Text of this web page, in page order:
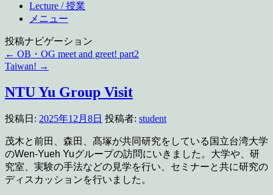
Lecture / 授業
メニュー
投稿ナビゲーション
← OB・OG meet and greet! part2
Taiwan! →
NTU Yu Group Visit
投稿日: 2025年12月8日 投稿者: student
茂木と前田、森田、髙塚が共同研究をしている国立台湾大学
のWen-Yueh Yuグループの訪問にいきました。大学や、研
究室、実験の手法などの見学を行い、セミナーと共に研究の
ディスカッションを行いました。